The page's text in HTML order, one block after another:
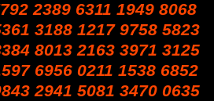
2389 6311 1949 8068
3188 1217 9758 5823
8013 2163 3971 3125
6956 0211 1538 6852
2941 5081 3470 0635